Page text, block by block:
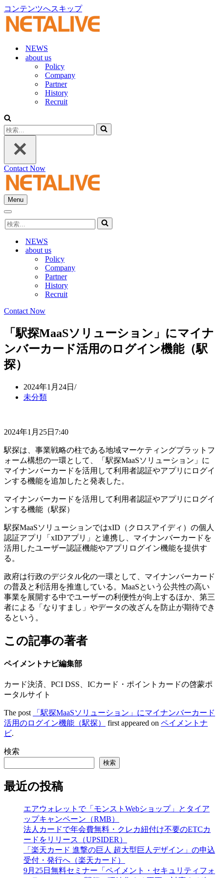
コンテンツへスキップ
NEWS
about us
Policy
Company
Partner
History
Recruit
検
索...
Contact Now
Menu
ナ
ゲ
シ
ョ
ナ
ビ
検
索...
NEWS
about us
Policy
Company
Partner
History
Recruit
Contact Now
「駅探MaaSソリューション」にマイナ
ンバーカード活用のログイン機能（駅
探）
2024年1月24日
未分類
2024年1月25日7:40
駅探は、事業戦略の柱である地域マーケティングプラットフ
ォーム構想の一環として、「駅探MaaSソリューション」に
マイナンバーカードを活用して利用者認証やアプリにログイ
ンする機能を追加したと発表した。
マイナンバーカードを活用して利用者認証やアプリにログイ
ンする機能（駅探）
駅探MaaSソリューションではxID（クロスアイディ）の個人
認証アプリ「xIDアプリ」と連携し、マイナンバーカードを
活用したユーザー認証機能やアプリログイン機能を提供す
る。
政府は行政のデジタル化の一環として、マイナンバーカード
の普及と利活用を推進している。MaaSという公共性の高い
事業を展開する中でユーザーの利便性が向上するほか、第三
者による「なりすまし」やデータの改ざんを防止が期待でき
るという。
この記事の著者
ペイメントナビ編集部
カード決済、PCI DSS、ICカード・ポイントカードの啓蒙ポ
ータルサイト
The post
「駅探MaaSソリューション」にマイナンバーカード
活用のログイン機能（駅探）
first appeared on ペイメントナ
ビ.
検索
検索
最近の投稿
エアウォレットで「モンストWebショップ」とタイア
ップキャンペーン（RMB）
法人カードで年会費無料・クレカ紐付け不要のETCカ
ードをリリース（UPSIDER）
「楽天カード 進撃の巨人 超大型巨人デザイン」の申込
受付・発行へ（楽天カード）
9月25日無料セミナー「ペイメント・セキュリティフォ